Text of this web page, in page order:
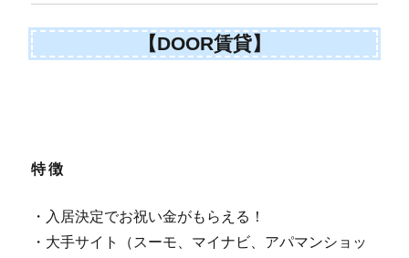
【DOOR賃貸】
特徴
・入居決定でお祝い金がもらえる！
・大手サイト（スーモ、マイナビ、アパマンショッ